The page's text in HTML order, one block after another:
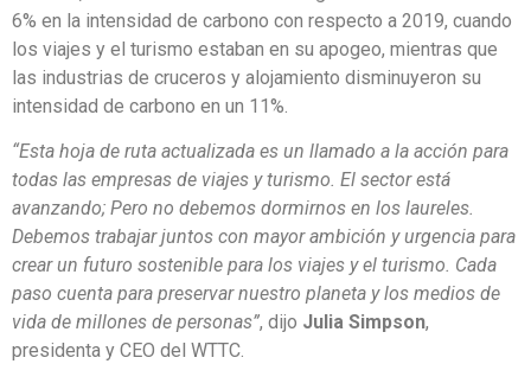
6% en la intensidad de carbono con respecto a 2019, cuando
los viajes y el turismo estaban en su apogeo, mientras que
las industrias de cruceros y alojamiento disminuyeron su
intensidad de carbono en un 11%.
“Esta hoja de ruta actualizada es un llamado a la acción para
todas las empresas de viajes y turismo. El sector está
avanzando; Pero no debemos dormirnos en los laureles.
Debemos trabajar juntos con mayor ambición y urgencia para
crear un futuro sostenible para los viajes y el turismo. Cada
paso cuenta para preservar nuestro planeta y los medios de
vida de millones de personas”, dijo Julia Simpson,
presidenta y CEO del WTTC.